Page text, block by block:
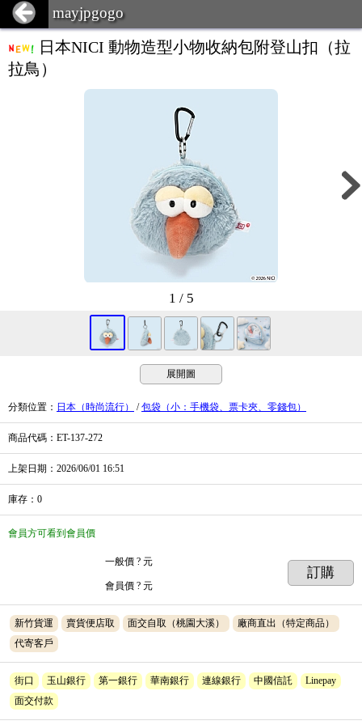
mayjpgogo
日本NICI 動物造型小物收納包附登山扣（拉
拉鳥）
1 / 5
展開圖
分類位置 ： 日本（時尚流行） /包袋（小：手機袋、票卡夾、零錢包）
商品代碼 ：ET-137-272
上架日期 ：2026/06/01 16:51
庫存 ： 0
會員方可看到會員價
一般價 ? 元
會員價 ? 元
訂購
新竹貨運 賣貨便店取 面交自取（桃園大溪）
廠商直出（特定商品）
代寄客戶
街口 玉山銀行 第一銀行 華南銀行 連線銀行 中國信託
Linepay
面交付款